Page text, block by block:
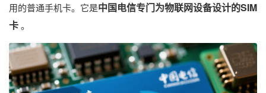
用的普通手机卡。它是中国电信专门为物联网设备设计的SIM
卡​ 。